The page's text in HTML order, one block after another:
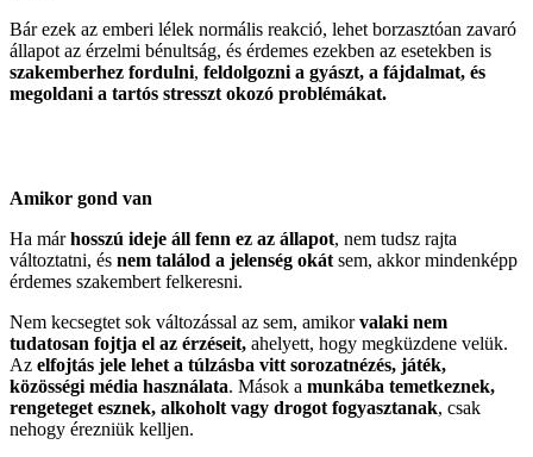
Bár ezek az emberi lélek normális reakció, lehet borzasztóan zavaró
állapot az érzelmi bénultság, és érdemes ezekben az esetekben is
szakemberhez fordulni, feldolgozni a gyászt, a fájdalmat, és
megoldani a tartós stresszt okozó problémákat.
Amikor gond van
Ha márhosszú ideje áll fenn ez az állapot, nem tudsz rajta
változtatni, és nem találod a jelenség okát sem, akkor mindenképp
érdemes szakembert felkeresni.
Nem kecsegtet sok változással az sem, amikorvalaki nem
tudatosan fojtja el az érzéseit, ahelyett, hogy megküzdene velük.
Az elfojtás jele lehet a túlzásba vitt sorozatnézés, játék,
közösségi média használata. Mások a munkába temetkeznek,
rengeteget esznek, alkoholt vagy drogot fogyasztanak, csak
nehogy érezniük kelljen.